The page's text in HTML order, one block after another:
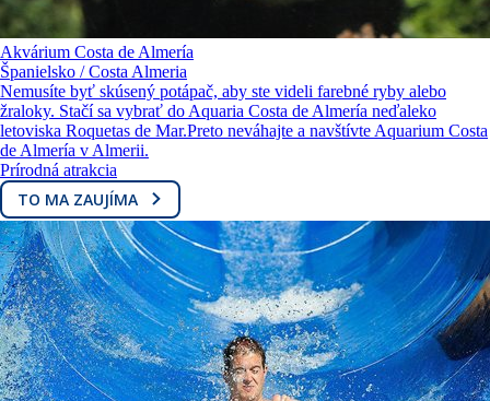
Akvárium Costa de Almería
Španielsko / Costa Almeria
Nemusíte byť skúsený potápač, aby ste videli farebné ryby alebo
žraloky. Stačí sa vybrať do Aquaria Costa de Almería neďaleko
letoviska Roquetas de Mar.Preto neváhajte a navštívte Aquarium Costa
de Almería v Almerii.
Prírodná atrakcia
TO MA ZAUJÍMA